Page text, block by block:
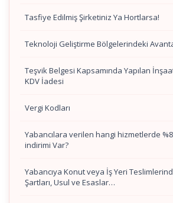
Tasfiye Edilmiş Şirketiniz Ya Hortlarsa!
Teknoloji Geliştirme Bölgelerindeki
Teşvik Belgesi Kapsamında Yapılan
KDV İadesi
Vergi Kodları
Yabancılara verilen hangi hizmetlerde
indirimi Var?
Yabancıya Konut veya İş Yeri
Şartları, Usul ve Esaslar…